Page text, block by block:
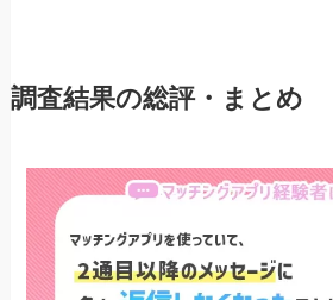
調査結果の総評・まとめ